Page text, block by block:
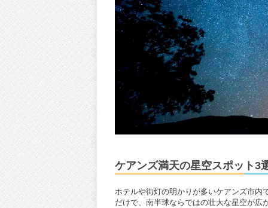
ケアンズ満天の星空スポット3
ホテルや街灯の明かりが多いケアンズ市内
だけで、南半球ならではの壮大な星空が広